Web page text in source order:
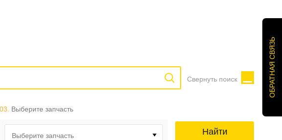
Свернуть поиск
03. Выберите запчасть
Выберите запчасть Найти
ОБРАТНАЯ СВЯЗЬ